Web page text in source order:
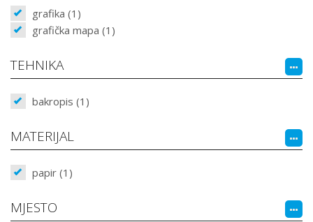
grafika (1)
grafička mapa (1)
TEHNIKA
bakropis (1)
MATERIJAL
papir (1)
MJESTO